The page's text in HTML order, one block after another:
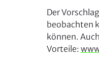
Der
beobachten
können.
Vorteile: